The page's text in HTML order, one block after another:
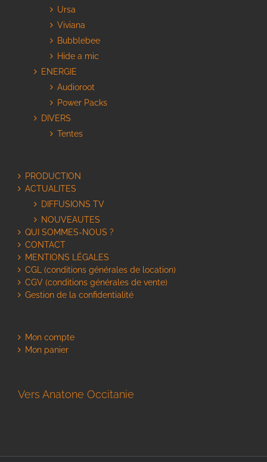
Ursa
Viviana
Bubblebee
Hide a mic
ENERGIE
Audioroot
Power Packs
DIVERS
Tentes
PRODUCTION
ACTUALITES
DIFFUSIONS TV
NOUVEAUTES
QUI SOMMES-NOUS ?
CONTACT
MENTIONS LÉGALES
CGL (conditions générales de location)
CGV (conditions générales de vente)
Gestion de la confidentialité
Mon compte
Mon panier
Vers Anatone Occitanie